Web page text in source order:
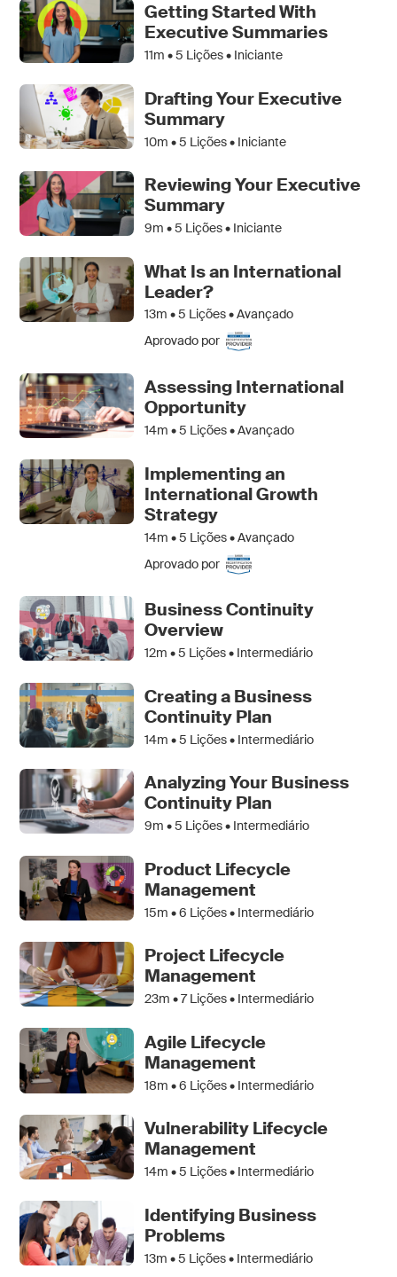
Getting Started With
Executive Summaries
11m •5 Lições • Iniciante
Drafting Your Executive
Summary
10m •5 Lições • Iniciante
Reviewing Your Executive
Summary
9m •5 Lições • Iniciante
What Is an International
Leader?
13m •5 Lições • Avançado
Aprovado por
Assessing International
Opportunity
14m •5 Lições • Avançado
Implementing an
International Growth
Strategy
14m •5 Lições • Avançado
Aprovado por
Business Continuity
Overview
12m •5 Lições • Intermediário
Creating a Business
Continuity Plan
14m •5 Lições • Intermediário
Analyzing Your Business
Continuity Plan
9m •5 Lições • Intermediário
Product Lifecycle
Management
15m •6 Lições • Intermediário
Project Lifecycle
Management
23m •7Lições • Intermediário
Agile Lifecycle
Management
18m •6 Lições • Intermediário
Vulnerability Lifecycle
Management
14m •5 Lições • Intermediário
Identifying Business
Problems
13m •5 Lições • Intermediário